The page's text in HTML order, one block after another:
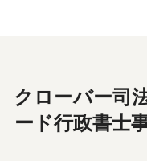
クローバー司
ード行政書士